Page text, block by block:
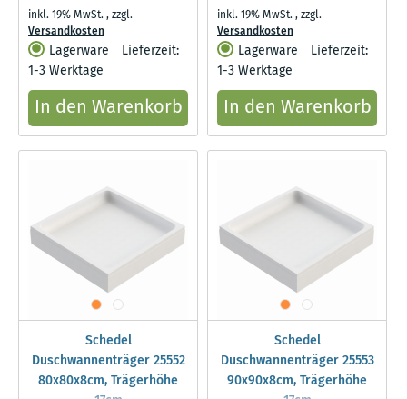
inkl. 19% MwSt.,zzgl.
Versandkosten
Lagerware
Lieferzeit:
1-3 Werktage
In den Warenkorb
inkl. 19% MwSt.,zzgl.
Versandkosten
Lagerware
Lieferzeit:
1-3 Werktage
In den Warenkorb
Schedel
Duschwannenträger 25552
80x80x8cm, Trägerhöhe
Schedel
Duschwannenträger 25553
90x90x8cm, Trägerhöhe